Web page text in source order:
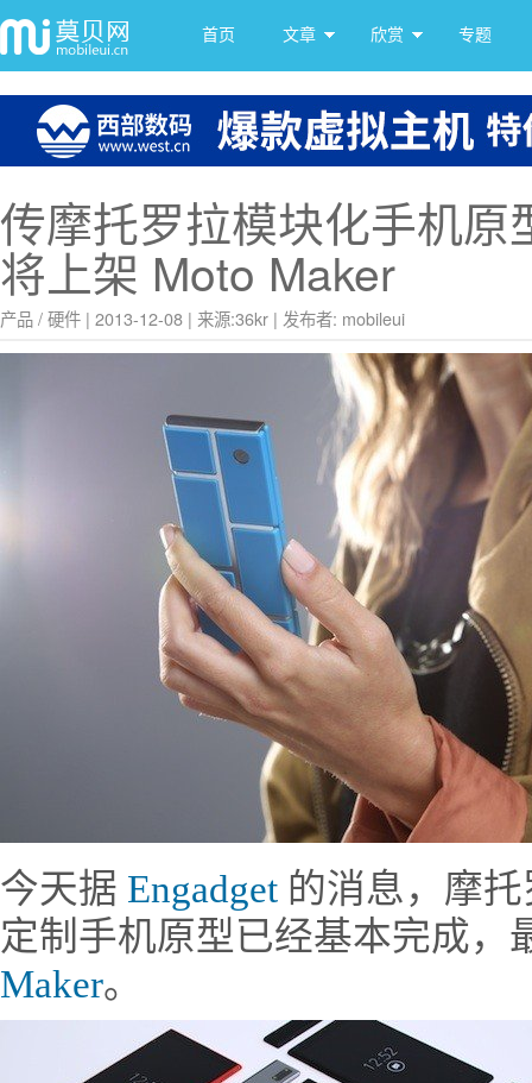
首页 文章 欣赏 专题
传摩托罗拉模块化手机
将上架 Moto Maker
产品/硬件 | 2013-12-08 | 来源:36kr | 发布者: mobileui
今天据 Engadget 的消息，摩
定制手机原型已经基本完成
Maker。